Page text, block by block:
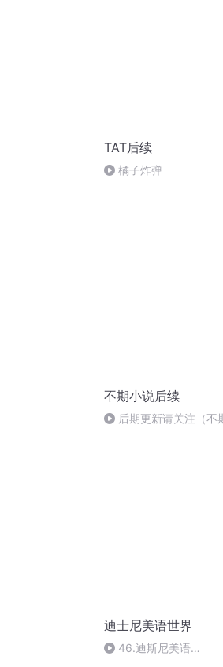
TAT后续
橘子炸弹
不期小说后续
后期更新请关注（不
迪士尼美语世界
46.迪斯尼美语